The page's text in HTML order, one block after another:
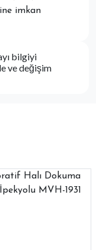
imkan
bilgiyi
ve değişim